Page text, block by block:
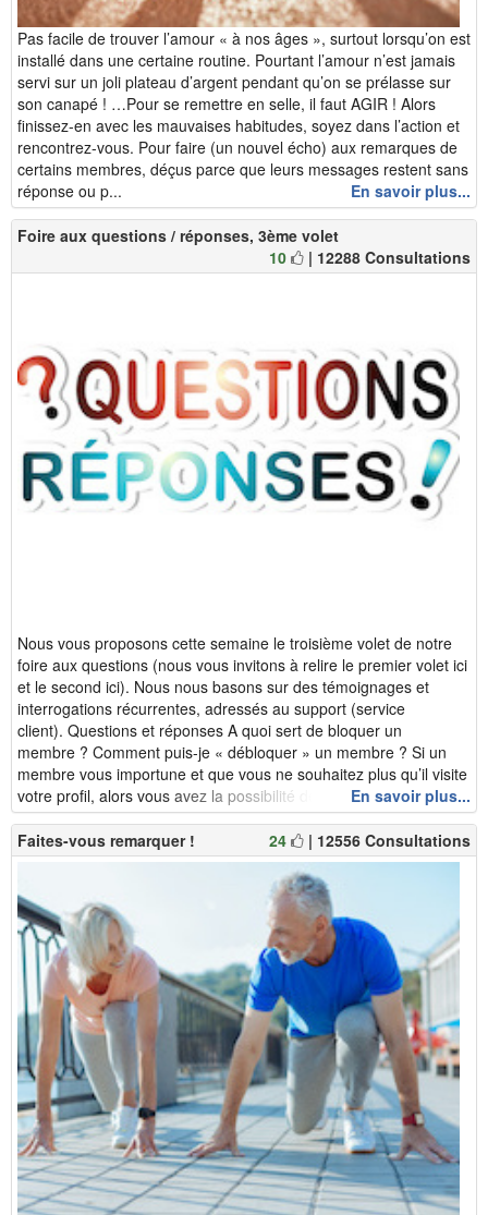
Pas facile de trouver l’amour « à nos âges », surtout lorsqu’on est
installé dans une certaine routine. Pourtant l’amour n’est jamais
servi sur un joli plateau d’argent pendant qu’on se prélasse sur
son canapé ! …Pour se remettre en selle, il faut AGIR ! Alors
finissez-en avec les mauvaises habitudes, soyez dans l’action et
rencontrez-vous. Pour faire (un nouvel écho) aux remarques de
certains membres, déçus parce que leurs messages restent sans
réponse ou p...
En savoir plus...
Foire aux questions / réponses, 3ème volet
10
| 12288 Consultations
Nous vous proposons cette semaine le troisième volet de notre
foire aux questions (nous vous invitons à relire le premier volet ici
et le second ici). Nous nous basons sur des témoignages et
interrogations récurrentes, adressés au support (service
client). Questions et réponses A quoi sert de bloquer un
membre ? Comment puis-je « débloquer » un membre ? Si un
membre vous importune et que vous ne souhaitez plus qu’il visite
votre profil, alors vous avez la possibilité de le bloquer. Pour...
En savoir plus...
Faites-vous remarquer ! 24 | 12556 Consultations